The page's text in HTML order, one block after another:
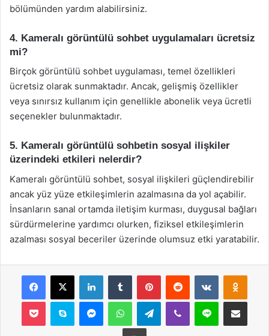
bölümünden yardım alabilirsiniz.
4. Kameralı görüntülü sohbet uygulamaları ücretsiz
mi?
Birçok görüntülü sohbet uygulaması, temel özellikleri
ücretsiz olarak sunmaktadır. Ancak, gelişmiş özellikler
veya sınırsız kullanım için genellikle abonelik veya ücretli
seçenekler bulunmaktadır.
5. Kameralı görüntülü sohbetin sosyal ilişkiler
üzerindeki etkileri nelerdir?
Kameralı görüntülü sohbet, sosyal ilişkileri güçlendirebilir
ancak yüz yüze etkileşimlerin azalmasına da yol açabilir.
İnsanların sanal ortamda iletişim kurması, duygusal bağları
sürdürmelerine yardımcı olurken, fiziksel etkileşimlerin
azalması sosyal beceriler üzerinde olumsuz etki yaratabilir.
Facebook
X LinkedInTumblr PinterestReddit VKontakte
Pocket Skype MessengerWhatsAppTelegramViber Line E-Posta ile
Yazdır